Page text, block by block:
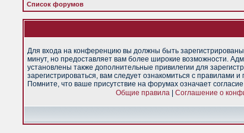
Список форумов
Для входа на конференцию вы должны быть
минут, но предоставляет вам более широкие возможности.
установлены также дополнительные привилегии для
зарегистрироваться, вам следует ознакомиться с правилами
Помните, что ваше присутствие на форумах означает
Общие правила
Соглашение о